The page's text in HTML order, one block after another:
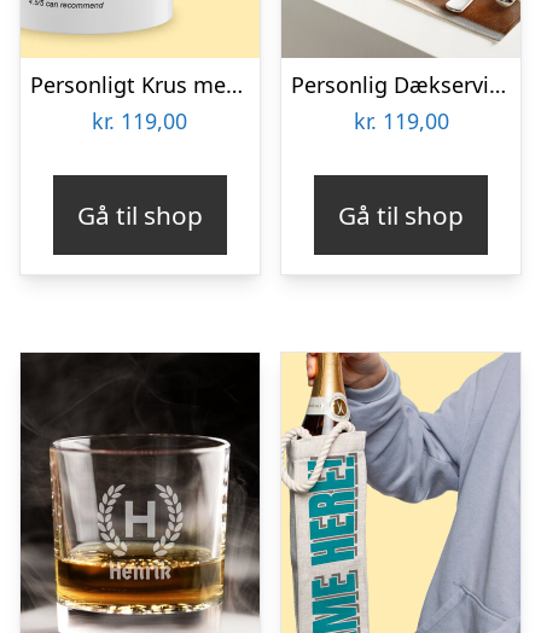
Personligt Krus med Positiv Bedømmelse
kr. 119,00
Gå til shop
Personlig Dækserviet med Billede
kr. 119,00
Gå til shop